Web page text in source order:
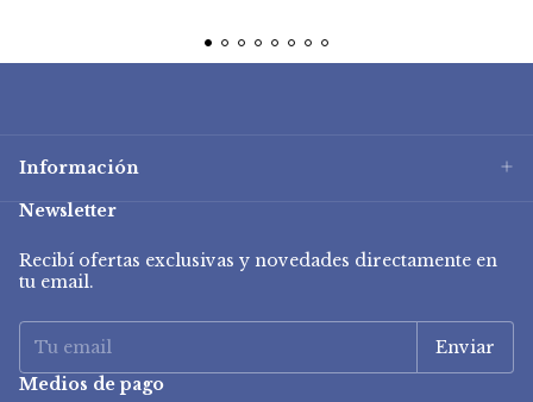
Información
Newsletter
Recibí ofertas exclusivas y novedades directamente en
tu email.
Medios de pago